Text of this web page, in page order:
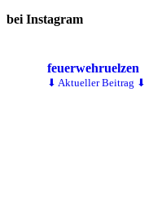
bei Instagram
feuerwehruelzen
⬇ Aktueller Beitrag ⬇